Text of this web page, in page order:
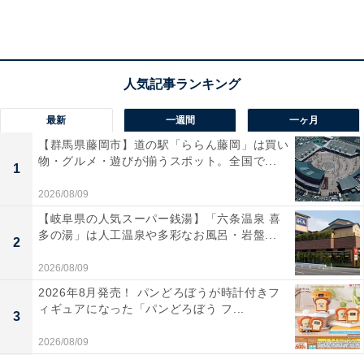
また学割は各公演50枚限定で3,980円（入場時、学生証
提示）になるというもの。SNS映えも間違いなしのフエ
ルサブルータ WA!!は、若い方にも人気です。興味はあっ
ても価格で足踏みをしていた方、各種割引を上手に活用
してぜひお出かけください。
最新 一週間 一ヶ月
1
【群馬県藤岡市】道の駅「ららん藤岡」は買い
物・グルメ・遊びが揃うスポット。全国で...
2026/08/09
2
【岐阜県の人気スーパー銭湯】「六条温泉 喜
多の湯」は人工温泉や多彩なお風呂・岩盤...
2026/08/09
3
2026年8月発売！ パンどろぼうが時計付きフ
ィギュアになった「パンどろぼう フ...
2026/08/09